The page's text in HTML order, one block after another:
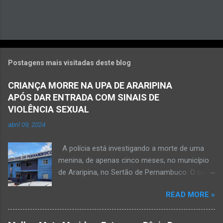
Postagens mais visitadas deste blog
CRIANÇA MORRE NA UPA DE ARARIPINA
APÓS DAR ENTRADA COM SINAIS DE
VIOLÊNCIA SEXUAL
abril 09, 2024
A polícia está investigando a morte de uma
menina, de apenas cinco meses, no município
de Araripina, no Sertão de Pernambuco. O caso
morte a esclarecer”. A PM diz que, na segunda-
feira (8), foi acionada para verificar uma
possível ocorrência de estupro de vulnerável,
READ MORE »